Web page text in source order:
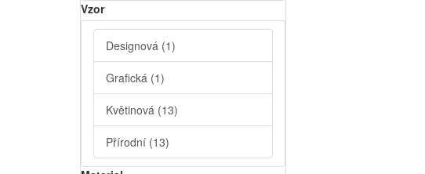
Vzor
Designová (1)
Grafická (1)
Květinová (13)
Přírodní (13)